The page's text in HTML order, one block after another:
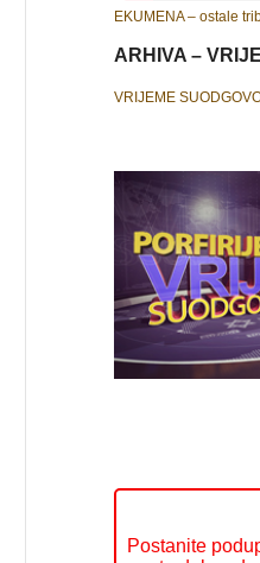
EKUMENA – ostale
ARHIVA –
VRIJEME
Postanite